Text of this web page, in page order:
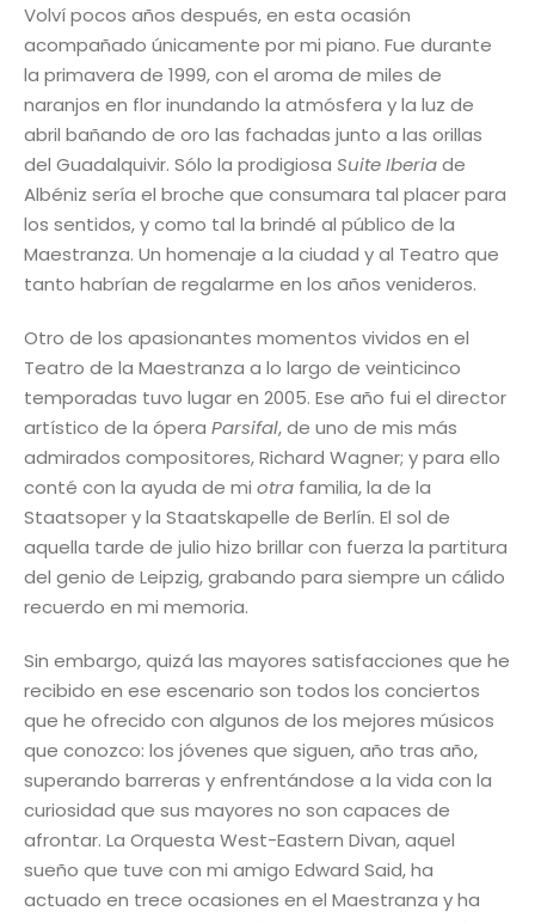
Volví pocos años después, en esta ocasión
acompañado únicamente por mi piano. Fue durante
la primavera de 1999, con el aroma de miles de
naranjos en flor inundando la atmósfera y la luz de
abril bañando de oro las fachadas junto a las orillas
del Guadalquivir. Sólo la prodigiosa Suite Iberiade
Albéniz sería el broche que consumara tal placer para
los sentidos, y como tal la brindé al público de la
Maestranza. Un homenaje a la ciudad y al Teatro que
tanto habrían de regalarme en los años venideros.
Otro de los apasionantes momentos vividos en el
Teatro de la Maestranza a lo largo de veinticinco
temporadas tuvo lugar en 2005. Ese año fui el director
artístico de la ópera Parsifal, de uno de mis más
admirados compositores, Richard Wagner; y para ello
conté con la ayuda de mi otra familia, la de la
Staatsoper y la Staatskapelle de Berlín. El sol de
aquella tarde de julio hizo brillar con fuerza la partitura
del genio de Leipzig, grabando para siempre un cálido
recuerdo en mi memoria.
Sin embargo, quizá las mayores satisfacciones que he
recibido en ese escenario son todos los conciertos
que he ofrecido con algunos de los mejores músicos
que conozco: los jóvenes que siguen, año tras año,
superando barreras y enfrentándose a la vida con la
curiosidad que sus mayores no son capaces de
afrontar. La Orquesta West-Eastern Divan, aquel
sueño que tuve con mi amigo Edward Said, ha
actuado en trece ocasiones en el Maestranza y ha